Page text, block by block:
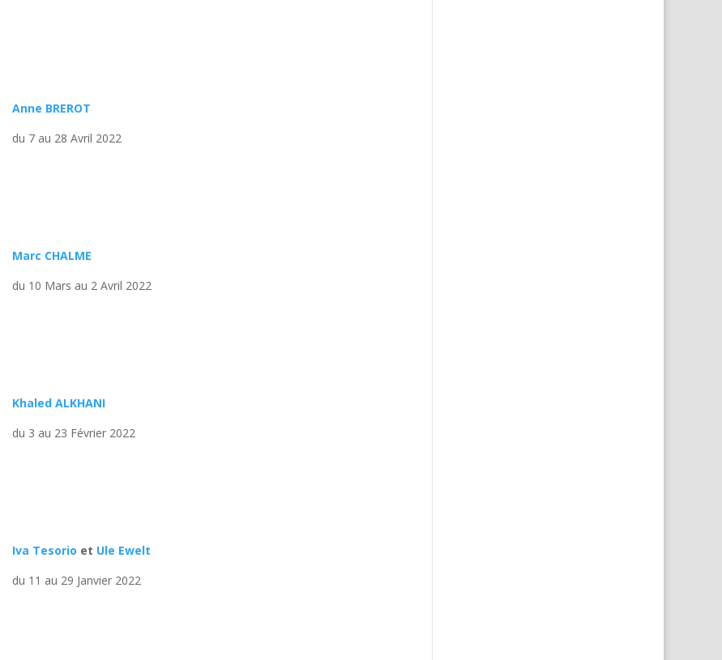
Anne BREROT
du 7 au 28 Avril 2022
Marc CHALME
du 10 Mars au 2 Avril 2022
Khaled ALKHANI
du 3 au 23 Février 2022
Iva Tesorio et Ule Ewelt
du 11 au 29 Janvier 2022